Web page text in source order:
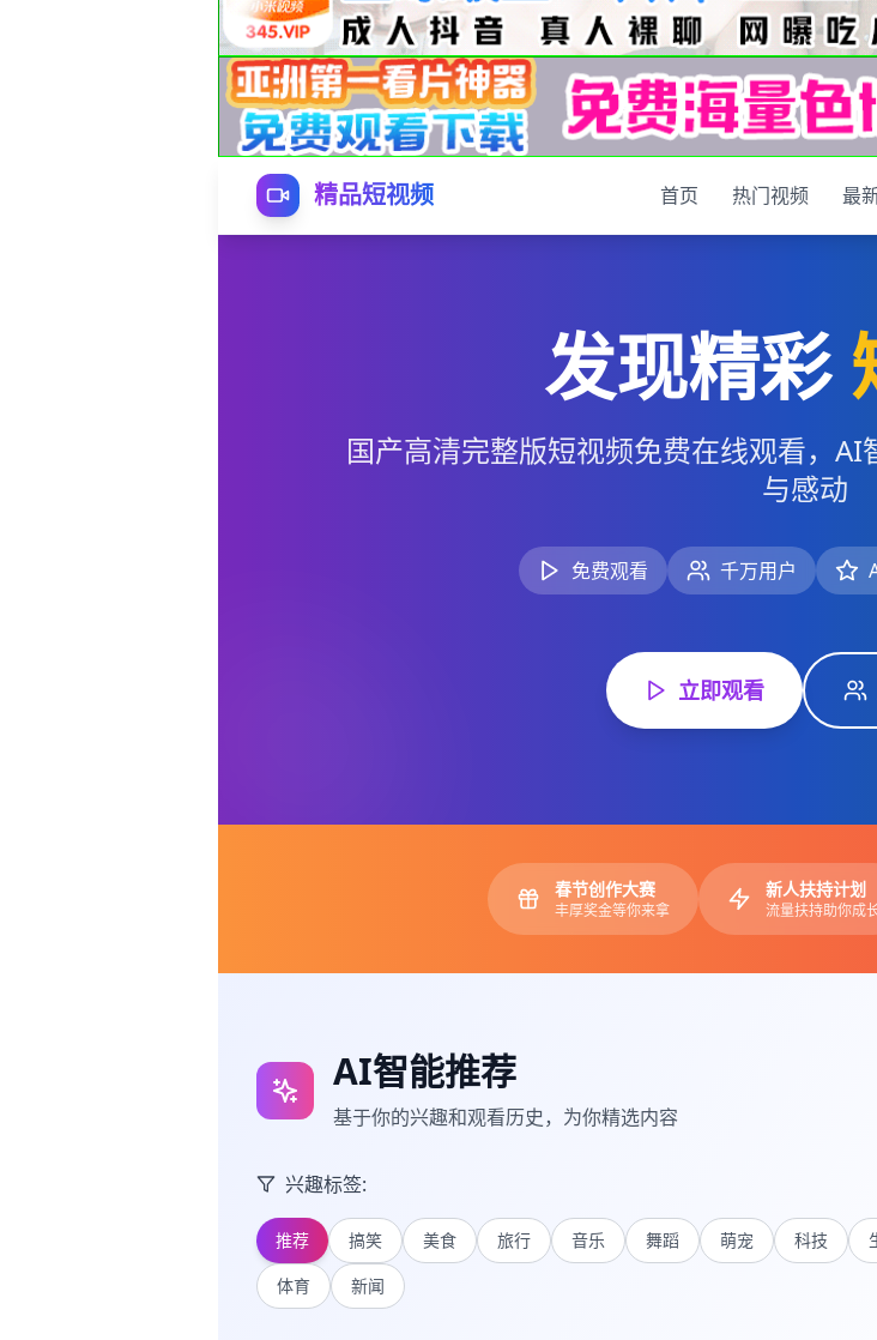
精品短视频 首页 热门视频 最
发现精彩
国产高清完整版短视频免费在线观看，
与感动
免费观看 千万用户
立即观看
春节创作大赛
丰厚奖金等你来拿
新人扶持计划
流量扶持助你成
AI智能推荐
基于你的兴趣和观看历史，为你精选内容
兴趣标签:
推荐 搞笑 美食 旅行 音乐 舞蹈 萌宠 科技
体育
新闻